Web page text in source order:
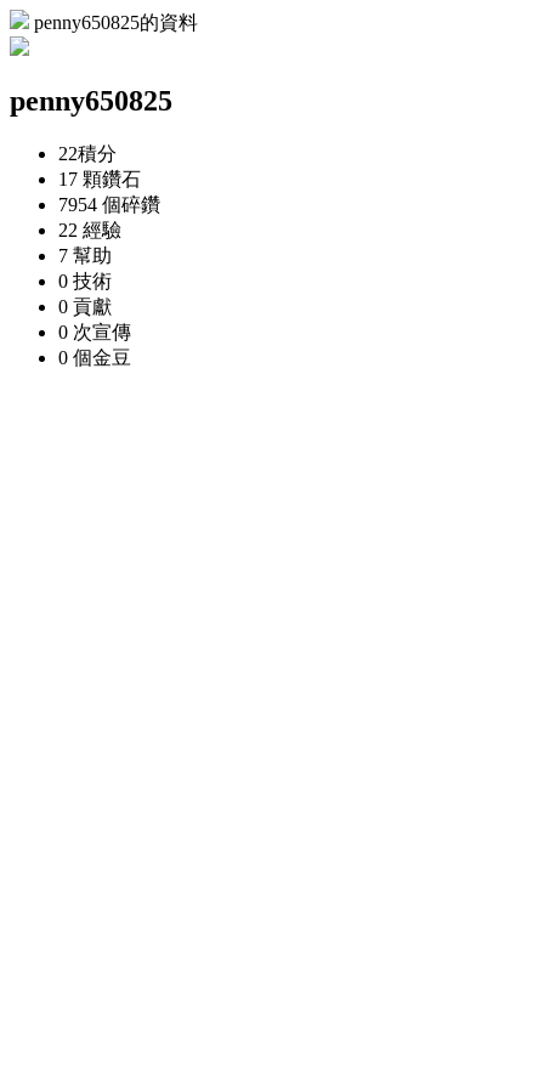
penny650825的資料
penny650825
22積分
17 顆鑽石
7954 個碎鑽
22 經驗
7 幫助
0 技術
0 貢獻
0 次宣傳
0 個金豆